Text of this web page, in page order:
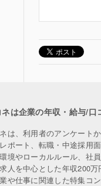
は企業の年収・給与/
は、利用者のアンケート
ポート、転職・中途採用
境やローカルルール、社
人を中心とした年収200
や仕事に関連した特集コ